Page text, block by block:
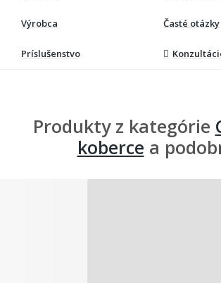
Výrobca Časté otázky
Príslušenstvo
Produkty z kategórie
koberce a